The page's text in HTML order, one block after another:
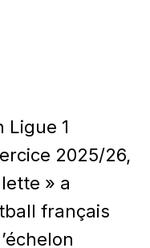
Ligue 1
2025/26,
» a
français